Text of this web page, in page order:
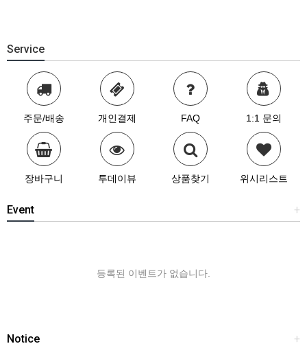
Service
주문/배송 개인결제 FAQ 1:1 문의
장바구니 투데이뷰 상품찾기 위시리스트
+
Event
등록된 이벤트가 없습니다.
+
Notice